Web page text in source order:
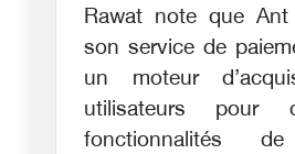
Rawat note que
son service de
un moteur
utilisateurs pour
fonctionnalités